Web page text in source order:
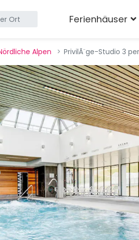
Ferienhäuser
Alpen PrivilÃ¨ge-Studio 3